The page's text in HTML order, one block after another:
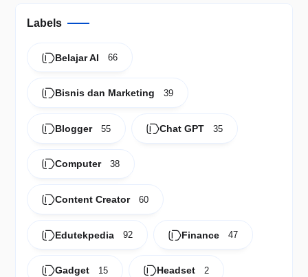
Labels
Belajar AI 66
Bisnis dan Marketing 39
Blogger 55 Chat GPT 35
Computer 38
Content Creator 60
Edutekpedia 92 Finance 47
Gadget 15 Headset 2